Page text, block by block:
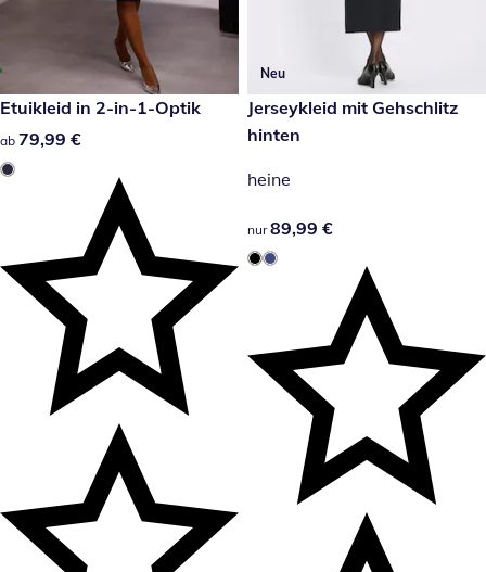
79,99 €
Etuikleid in 2-in-1-Optik
79,99 €
ab 79,99 €
Neu
89,99 €
Jerseykleid mit Gehschlitz
hinten
heine
89,99 €
nur 89,99 €